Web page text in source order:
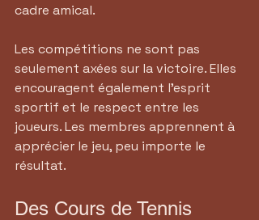
cadre amical.
Les compétitions ne sont pas
seulement axées sur la victoire. Elles
encouragent également l'esprit
sportif et le respect entre les
joueurs. Les membres apprennent à
apprécier le jeu, peu importe le
résultat.
Des Cours de Tennis